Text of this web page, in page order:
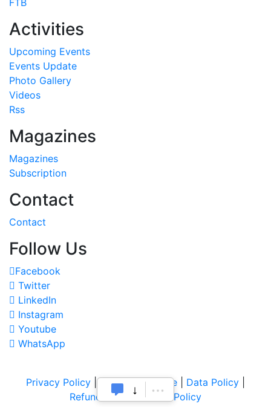
Activities
Upcoming Events
Events Update
Photo Gallery
Videos
Rss
Magazines
Magazines
Subscription
Contact
Contact
Follow Us
Facebook
Twitter
LinkedIn
Instagram
Youtube
WhatsApp
Privacy Policy |Terms of Service Data Policy
Refund & Cancellation Policy